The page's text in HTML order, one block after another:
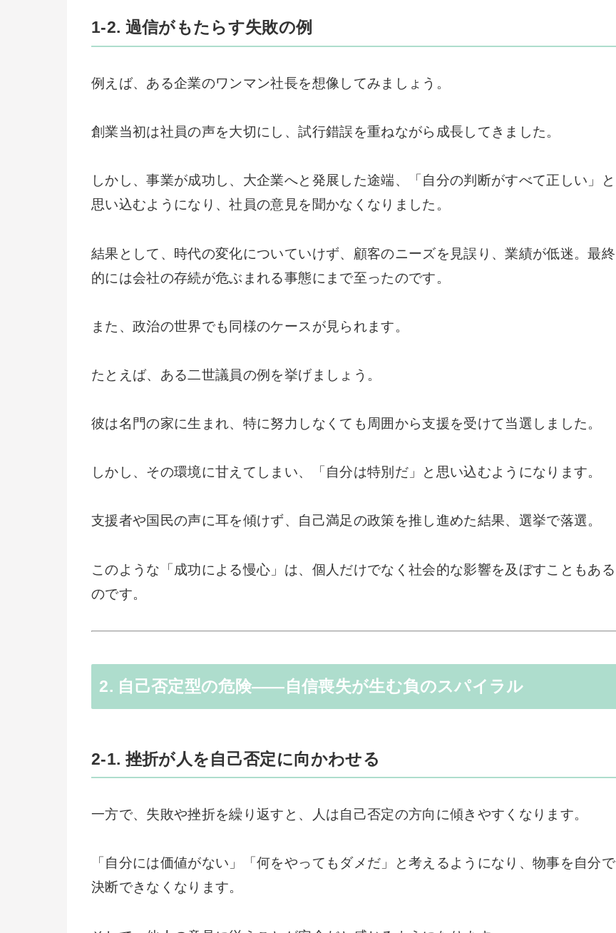
1-2. 過信がもたらす失敗の例
例えば、ある企業のワンマン社長を想像してみましょう。
創業当初は社員の声を大切にし、試行錯誤を重ねながら成長してきました。
しかし、事業が成功し、大企業へと発展した途端、「自分の判断がすべて正しい」と
思い込むようになり、社員の意見を聞かなくなりました。
結果として、時代の変化についていけず、顧客のニーズを見誤り、業績が低迷。最終
的には会社の存続が危ぶまれる事態にまで至ったのです。
また、政治の世界でも同様のケースが見られます。
たとえば、ある二世議員の例を挙げましょう。
彼は名門の家に生まれ、特に努力しなくても周囲から支援を受けて当選しました。
しかし、その環境に甘えてしまい、「自分は特別だ」と思い込むようになります。
支援者や国民の声に耳を傾けず、自己満足の政策を推し進めた結果、選挙で落選。
このような「成功による慢心」は、個人だけでなく社会的な影響を及ぼすこともある
のです。
2. 自己否定型の危険――自信喪失が生む負のスパイラル
2-1. 挫折が人を自己否定に向かわせる
一方で、失敗や挫折を繰り返すと、人は自己否定の方向に傾きやすくなります。
「自分には価値がない」「何をやってもダメだ」と考えるようになり、物事を自分で
決断できなくなります。